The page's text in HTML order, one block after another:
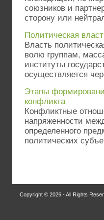
союзников и
сторону или
Политическая
Власть
волю группам,
институты
осуществляется
Этапы
конфликта
Конфликтные
напряженности
определенного
политических
Copyright © 2026 - All Rights